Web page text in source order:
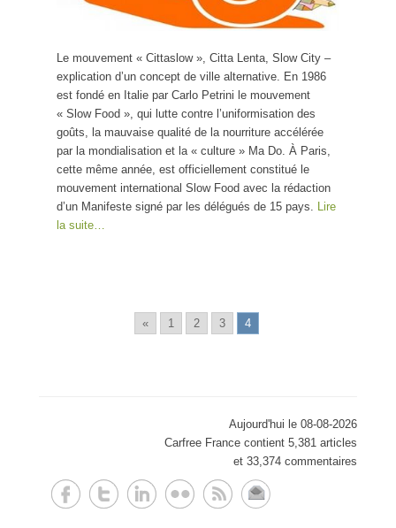
Le mouvement « Cittaslow », Citta Lenta, Slow City –
explication d’un concept de ville alternative. En 1986
est fondé en Italie par Carlo Petrini le mouvement
« Slow Food », qui lutte contre l’uniformisation des
goûts, la mauvaise qualité de la nourriture accélérée
par la mondialisation et la « culture » Ma Do. À Paris,
cette même année, est officiellement constitué le
mouvement international Slow Food avec la rédaction
d’un Manifeste signé par les délégués de 15 pays. Lire
la suite…
« 1 2 3 4
Aujourd'hui le 08-08-2026
Carfree France contient 5,381 articles
et 33,374 commentaires